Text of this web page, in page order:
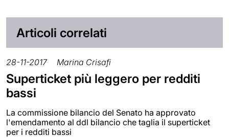
Articoli correlati
28-11-2017 Marina Crisafi
Superticket più leggero per redditi
bassi
La commissione bilancio del Senato ha approvato
l'emendamento al ddl bilancio che taglia il superticket
per i redditi bassi